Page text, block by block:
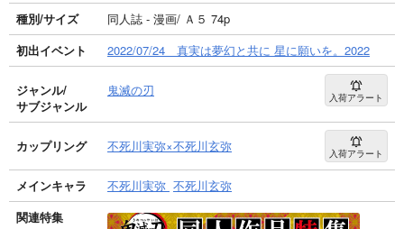
種別/サイズ
同人誌 - 漫画/ Ａ５ 74p
初出イベント
2022/07/24 真実は夢幻と共に 星に願いを。2022
ジャンル/
サブジャンル
鬼滅の刃 入荷アラート
カップリング 不死川実弥×不死川玄弥 入荷アラート
メインキャラ 不死川実弥 不死川玄弥
関連特集